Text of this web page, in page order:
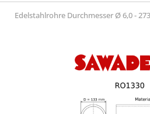
Edelstahlrohre Durchmesser Ø 6,0 -